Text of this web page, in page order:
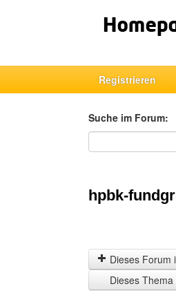
Registrieren
Suche im Forum:
Suche im Forum
hpbk-
Dieses Forum
Dieses